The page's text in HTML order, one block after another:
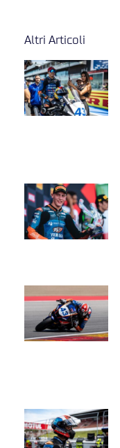
Altri Articoli